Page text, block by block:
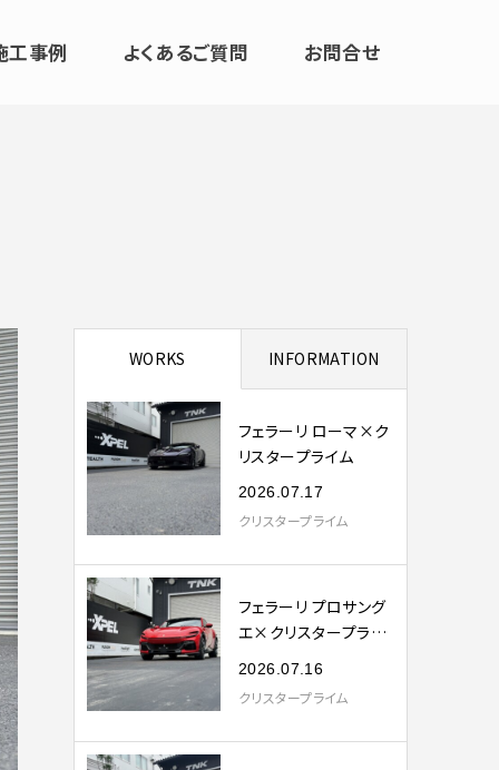
工事例 よくあるご質問 お問合せ
WORKS INFORMATION
フェラーリ ローマ×ク
リスタープライム
2026.07.17
クリスタープライム
フェラーリ プロサング
エ×クリスタープライ
ム
2026.07.16
クリスタープライム